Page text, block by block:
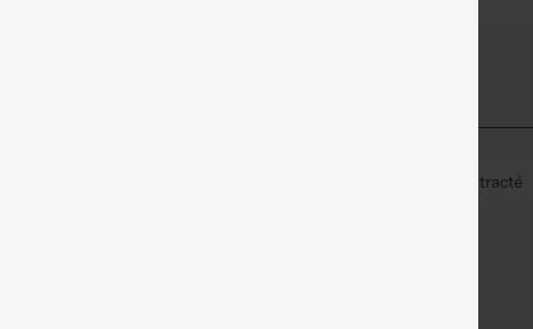
Décontracté